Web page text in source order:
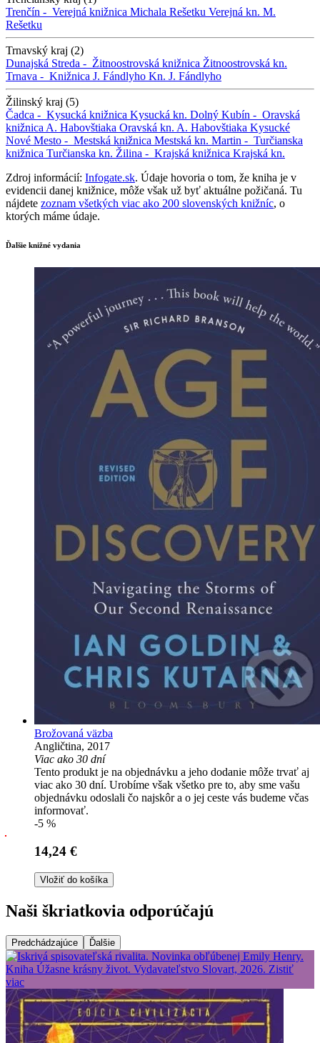
Trenčín - Verejná knižnica Michala Rešetku Verejná kn. M.
Rešetku
Trnavský kraj (2)
Dunajská Streda - Žitnoostrovská knižnica Žitnoostrovská kn.
Trnava - Knižnica J. Fándlyho Kn. J. Fándlyho
Žilinský kraj (5)
Čadca - Kysucká knižnica Kysucká kn. Dolný Kubín - Oravská
knižnica A. Habovštiaka Oravská kn. A. Habovštiaka Kysucké
Nové Mesto - Mestská knižnica Mestská kn. Martin - Turčianska
knižnica Turčianska kn. Žilina - Krajská knižnica Krajská kn.
Zdroj informácií: Infogate.sk. Údaje hovoria o tom, že kniha je v
evidencii danej knižnice, môže však už byť aktuálne požičaná. Tu
nájdete zoznam všetkých viac ako 200 slovenských knižníc, o
ktorých máme údaje.
Ďalšie knižné vydania
Brožovaná väzba
Angličtina, 2017
Viac ako 30 dní
Tento produkt je na objednávku a jeho dodanie môže trvať aj
viac ako 30 dní. Urobíme však všetko pre to, aby sme vašu
objednávku odoslali čo najskôr a o jej ceste vás budeme včas
informovať.
-5 %
14,24 €
Vložiť do košíka
Naši škriatkovia odporúčajú
Predchádzajúce Ďalšie